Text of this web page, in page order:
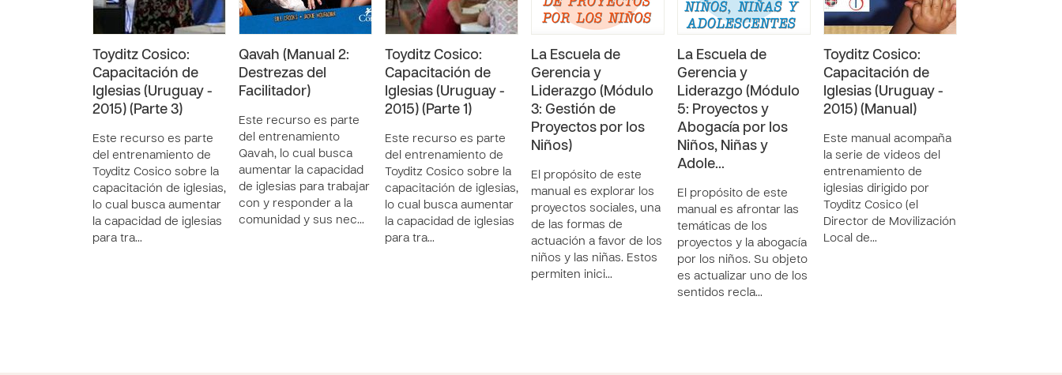
Toyditz Cosico:
Capacitación de
Iglesias (Uruguay -
2015) (Parte 3)
Este recurso es parte
del entrenamiento de
Toyditz Cosico sobre la
capacitación de iglesias,
lo cual busca aumentar
la capacidad de iglesias
para tra…
Qavah (Manual 2:
Destrezas del
Facilitador)
Este recurso es parte
del entrenamiento
Qavah, lo cual busca
aumentar la capacidad
de iglesias para trabajar
con y responder a la
comunidad y sus nec…
Toyditz Cosico:
Capacitación de
Iglesias (Uruguay -
2015) (Parte 1)
Este recurso es parte
del entrenamiento de
Toyditz Cosico sobre la
capacitación de iglesias,
lo cual busca aumentar
la capacidad de iglesias
para tra…
La Escuela de
Gerencia y
Liderazgo (Módulo
3: Gestión de
Proyectos por los
Niños)
El propósito de este
manual es explorar los
proyectos sociales, una
de las formas de
actuación a favor de los
niños y las niñas. Estos
permiten inici…
La Escuela de
Gerencia y
Liderazgo (Módulo
5: Proyectos y
Abogacía por los
Niños, Niñas y
Adole…
El propósito de este
manual es afrontar las
temáticas de los
proyectos y la abogacía
por los niños. Su objeto
es actualizar uno de los
sentidos recla…
Toyditz Cosico:
Capacitación de
Iglesias (Uruguay -
2015) (Manual)
Este manual acompaña
la serie de videos del
entrenamiento de
iglesias dirigido por
Toyditz Cosico (el
Director de Movilización
Local de…